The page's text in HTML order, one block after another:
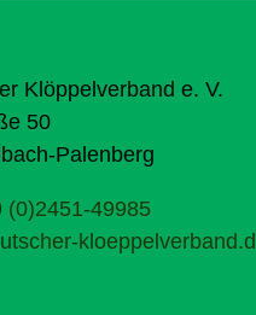
Klöppelverband e. V.
50
Palenberg
(0)2451-49985